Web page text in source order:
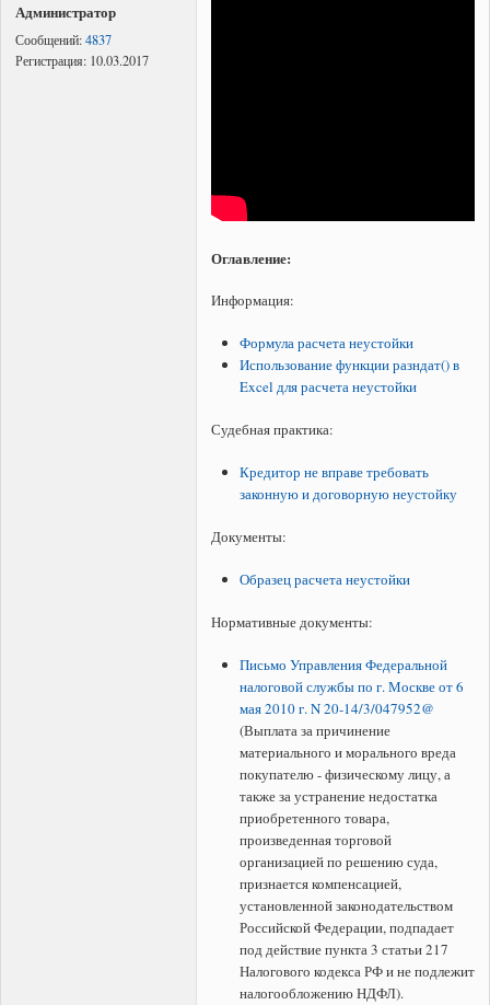
Администратор
Сообщений:4837
Регистрация: 10.03.2017
Оглавление:
Информация:
Формула расчета неустойки
Использование функции разндат() в
Excel для расчета неустойки
Судебная практика:
Кредитор не вправе требовать
законную и договорную неустойку
Документы:
Образец расчета неустойки
Нормативные документы:
Письмо Управления Федеральной
налоговой службы по г. Москве от 6
мая 2010 г. N 20-14/3/047952@
(Выплата за причинение
материального и морального вреда
покупателю - физическому лицу, а
также за устранение недостатка
приобретенного товара,
произведенная торговой
организацией по решению суда,
признается компенсацией,
установленной законодательством
Российской Федерации, подпадает
под действие пункта 3 статьи 217
Налогового кодекса РФ и не подлежит
налогообложению НДФЛ).